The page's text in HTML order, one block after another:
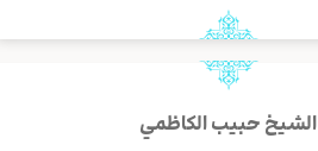
الشيخ حبيب الكاظمي